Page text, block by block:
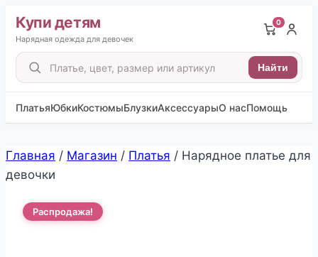
Купи детям
Нарядная одежда для девочек
Поиск
товаров
Найти
0
ПлатьяЮбкиКостюмыБлузкиАксессуарыО насПомощь
Перейти
к
Главная / Магазин / Платья / Нарядное платье для
девочки
Распродажа!